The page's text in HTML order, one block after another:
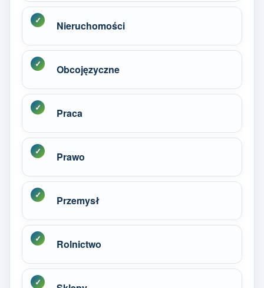
Nieruchomości
Obcojęzyczne
Praca
Prawo
Przemysł
Rolnictwo